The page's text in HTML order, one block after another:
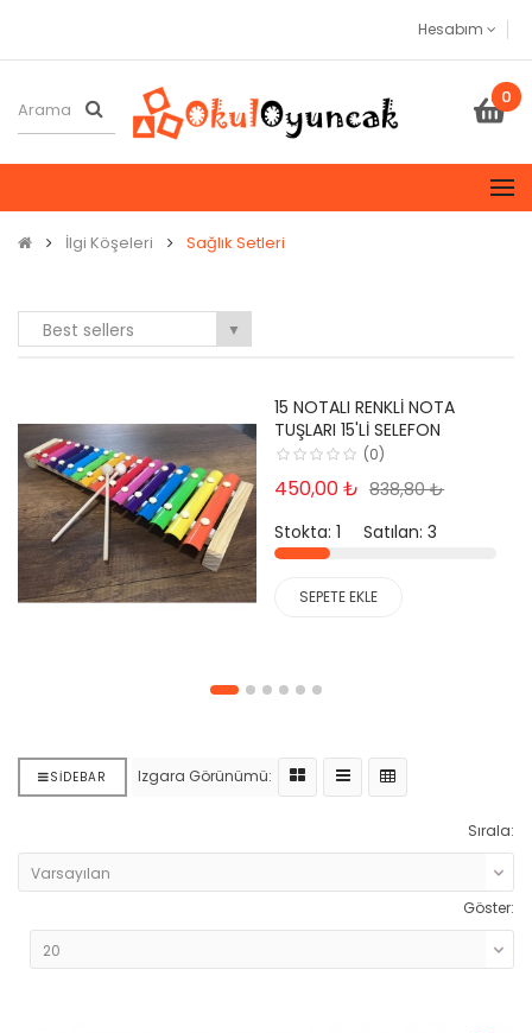
Hesabım
0
İlgi Köşeleri Sağlık Setleri
Best sellers ▼
15 NOTALI RENKLI NOTA
TUŞLARI 15'LI SELEFON
(0)
450,00 ₺ 838,80 ₺
Stokta:1 Satılan:3
SEPETE EKLE
SIDEBAR Izgara Görünümü:
Sırala:
Göster: